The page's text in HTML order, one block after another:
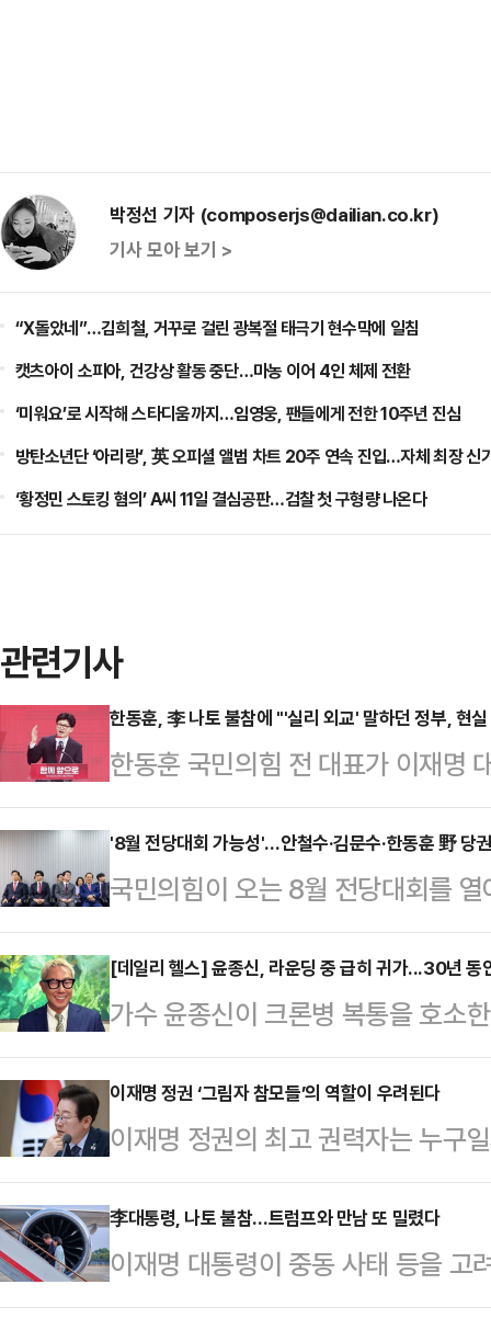
박정선 기자 (composerjs@dailian.co.kr)
기사 모아 보기 >
“X돌았네”…김희철, 거꾸로 걸린 광복절 태극기 현수막에 일침
캣츠아이 소피아, 건강상 활동 중단…마농 이어 4인 체제 전환
‘미워요’로 시작해 스타디움까지…임영웅, 팬들에게 전한 10주년 진심
방탄소년단 ‘아리랑’, 英 오피셜 앨범 차트 20주 연속 진입…자체 최장 신
‘황정민 스토킹 혐의’ A씨 11일 결심공판…검찰 첫 구형량 나온다
관련기사
한동훈, 李 나토 불참에 "'실리 외교' 말하던 정부, 현
한동훈 국민의힘 전 대표가 이재명
그에서 열리는 북대서양조약기구(
결정한 데 대해 "실리 외교를 말하
했다.한동훈 전 대표는 22일 페이
다"며 "피한다고 피해지지 않는다"
은 이날 "대통령은 취임 이후의 산
상회의 참석을 최대한 적극적으로
내 현안과 중동 사…
'8월 전당대회 가능성'…안철수·김문수·한동훈 野 당
국민의힘이 오는 8월 전당대회를
닥을 잡으면서 당권 주자들의 움직
을 필두로 김용태 비대위원장, 김문
대표 등이 물밑 지지 기반을 끌어모
위한 포석을 다지는 것으로 풀이된
힘 의원은 전날(21일) 지역구인 경
진행했다. '철수형은 듣고 싶어서'
역을 찾아 …
[데일리 헬스] 윤종신, 라운딩 중 급히 귀가...30년 동
가수 윤종신이 크론병 복통을 호소
다.윤종신은 지난 21일 자신의
일행들과 식사 못하고 그냥 왔다.
다"라고 말했다.그는 "네가 날 찾아
안지는 20년 전, 이젠 친구 같다.
다.윤종신은 지난 2012년 SBS '힐
병 투병을 고백한 바 있다.당시 윤
이재명 정권 ‘그림자 참모들’의 역할이 우려된다
이재명 정권의 최고 권력자는 누구
분명해야 정상일 텐데, 정답이 있는
니다. 어쩌면 불길하다고 해야 할지
아니다. 대한민국의 총리라는 자리
는 않아야 할 벼슬이다. 얼굴마담
李대통령, 나토 불참…트럼프와 만남 또 밀렸다
이재명 대통령이 중동 사태 등을 고
(NATO·나토) 정상회의에 참석하